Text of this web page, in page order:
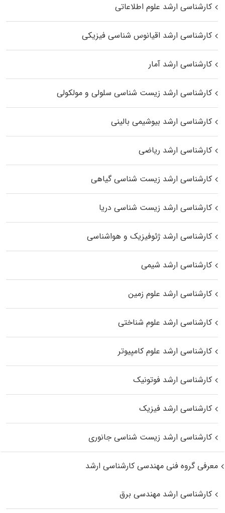
کارشناسی ارشد علوم اطلاعاتی
کارشناسی ارشد اقیانوس‌ شناسی فیزیکی
کارشناسی ارشد آمار
کارشناسی ارشد زیست شناسی سلولی و مولکولی
کارشناسی ارشد بیوشیمی بالینی
کارشناسی ارشد ریاضی
کارشناسی ارشد زیست‌ شناسی گیاهی
کارشناسی ارشد زیست‌ شناسی دریا
کارشناسی ارشد ژئوفیزیک و هواشناسی
کارشناسی ارشد شیمی
کارشناسی ارشد علوم زمین
کارشناسی ارشد علوم شناختی
کارشناسی ارشد علوم کامپیوتر
کارشناسی ارشد فوتونیک
کارشناسی ارشد فیزیک
کارشناسی ارشد زیست‌ شناسی جانوری
معرفی گروه فنی مهندسی کارشناسی ارشد
کارشناسی ارشد مهندسی برق